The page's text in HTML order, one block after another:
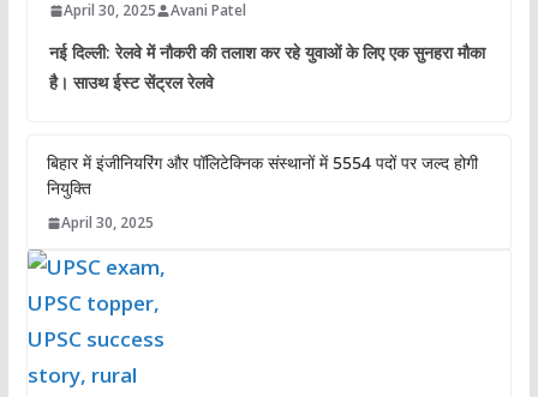
April 30, 2025 Avani Patel
नई दिल्ली: रेलवे में नौकरी की तलाश कर रहे युवाओं के लिए एक सुनहरा मौका
है। साउथ ईस्ट सेंट्रल रेलवे
बिहार में इंजीनियरिंग और पॉलिटेक्निक संस्थानों में 5554 पदों पर जल्द होगी
नियुक्ति
April 30, 2025